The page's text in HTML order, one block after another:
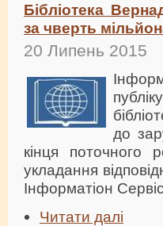
Бібліотека
за чверть
20 Липень 2015
до
кінця
укладання
Інформатіон
Читати далі